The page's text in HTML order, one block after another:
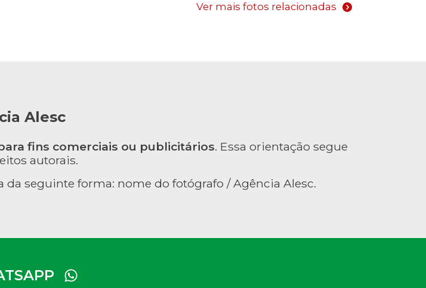
Ver mais fotos relacionadas
Alesc
fins comerciais ou publicitários. Essa orientação segue
autorais.
da seguinte forma: nome do fotógrafo / Agência Alesc.